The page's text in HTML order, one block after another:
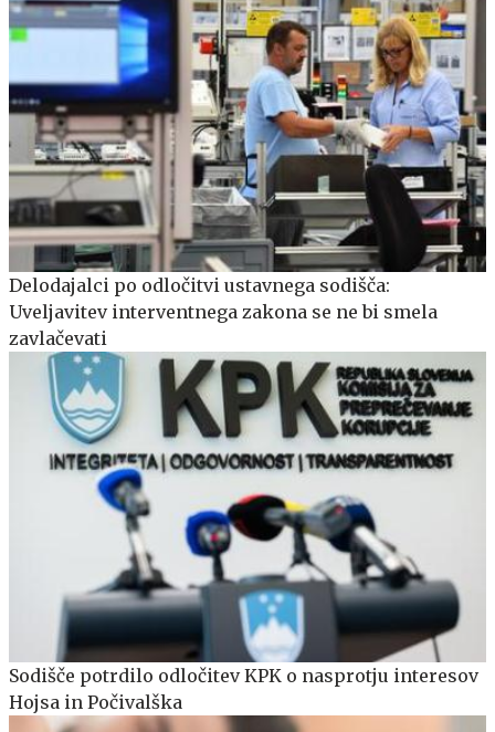
Delodajalci po odločitvi ustavnega sodišča:
Uveljavitev interventnega zakona se ne bi smela
zavlačevati
Sodišče potrdilo odločitev KPK o nasprotju interesov
Hojsa in Počivalška